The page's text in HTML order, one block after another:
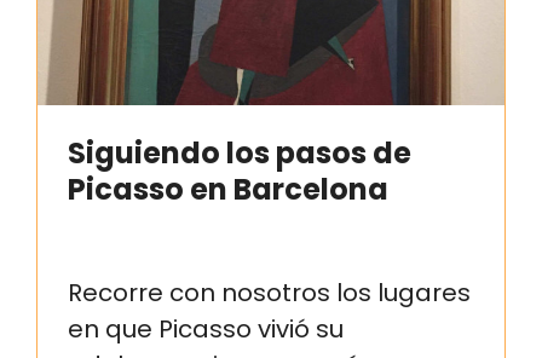
Siguiendo los pasos de
Picasso en Barcelona
Recorre con nosotros los lugares
en que Picasso vivió su